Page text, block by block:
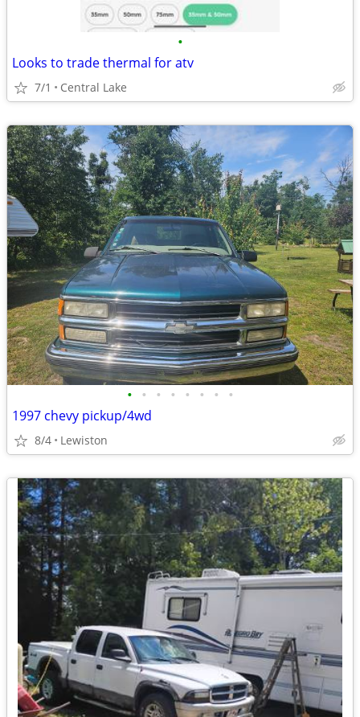
•
Looks to trade thermal for atv
7/1 Central Lake
• • • • • • • •
1997 chevy pickup/4wd
8/4 Lewiston